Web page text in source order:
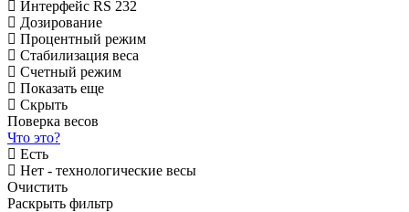
Интерфейс RS 232
Дозирование
Процентный режим
Стабилизация веса
Счетный режим
Показать еще
Скрыть
Поверка весов
Что это?
Есть
Нет - технологические весы
Очистить
Раскрыть фильтр